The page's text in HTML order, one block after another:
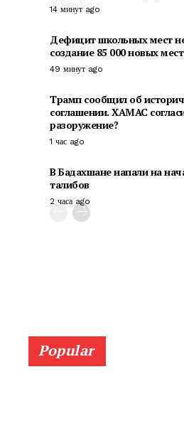
14 минут ago
Дефицит школьных мест
создание 85 000 новых мест
49 минут ago
Трамп сообщил об
соглашении. ХАМАС
разоружение?
1 час ago
В Бадахшане напали на
талибов
2 часа ago
Popular